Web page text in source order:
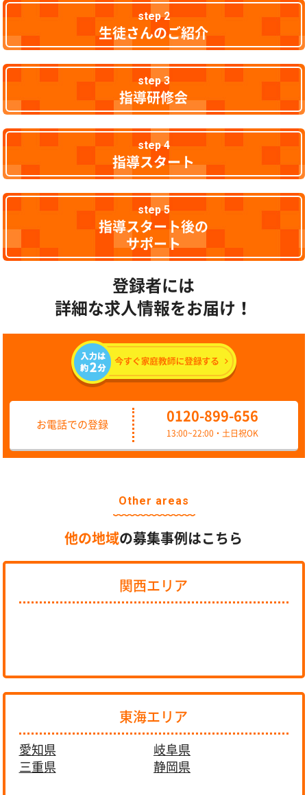
step 2
生徒さんのご紹介
step 3
指導研修会
step 4
指導スタート
step 5
指導スタート後の
サポート
登録者には
詳細な求人情報をお届け！
お電話での登録
0120-899-656
13:00~22:00・土日祝OK
Other areas
他の地域の募集事例はこちら
関西エリア
東海エリア
愛知県
岐阜県
三重県
静岡県